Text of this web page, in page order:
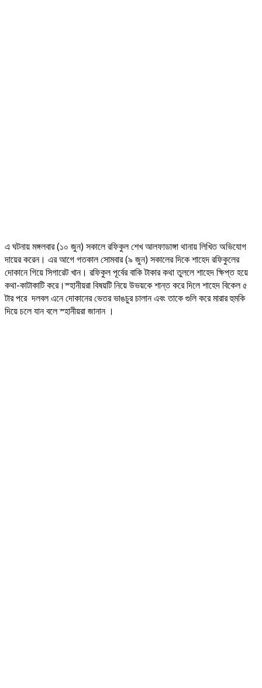
এ ঘটনায় মঙ্গলবার (১০ জুন) সকালে রফিকুল শেখ আলফাডাঙ্গা থানায় লিখিত অভিযোগ
দায়ের করেন। এর আগে গতকাল সোমবার (৯ জুন) সকালের দিকে শাহেদ রফিকুলের
দোকানে গিয়ে সিগারেট খান। রফিকুল পূর্বের বাকি টাকার কথা তুললে শাহেদ ক্ষিপ্ত হয়ে
কথা-কাটাকাটি করে।স্হানীয়রা বিষয়টি নিয়ে উভয়কে শান্ত করে দিলে শাহেদ বিকেল ৫
টার পরে দলবল এনে দোকানের ভেতর ভাঙচুর চালান এবং তাকে গুলি করে মারার হুমকি
দিয়ে চলে যান বলে স্হানীয়রা জানান ।